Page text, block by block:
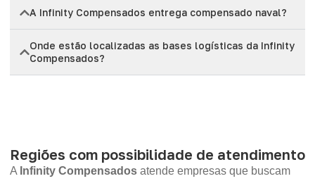
A Infinity Compensados entrega compensado naval?
Onde estão localizadas as bases logísticas da Infinity
Compensados?
Regiões com possibilidade de atendimento
A Infinity Compensados atende empresas que buscam